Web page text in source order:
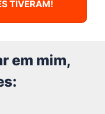
TIVERAM!
em mim,